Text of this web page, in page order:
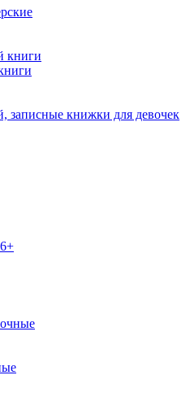
книги
записные книжки для девочек